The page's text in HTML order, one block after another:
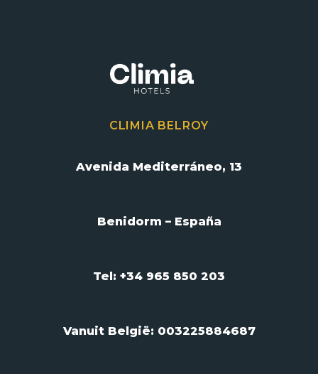
CLIMIA BELROY
Avenida Mediterráneo, 13
Benidorm – España
Tel: +34 965 850 203
Vanuit België: 003225884687